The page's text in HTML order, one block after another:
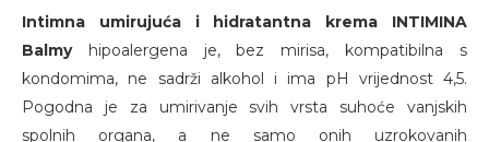
Intimna umirujuća i hidratantna krema INTIMINA
Balmyhipoalergena je, bez mirisa, kompatibilna s
kondomima, ne sadrži alkohol i ima pH vrijednost 4,5.
Pogodna je za umirivanje svih vrsta suhoće vanjskih
spolnih organa, a ne samo onih uzrokovanih